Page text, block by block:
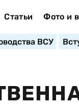
Статьи Фото и
ВСУ